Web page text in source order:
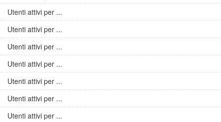
Utenti attivi per ...
Utenti attivi per ...
Utenti attivi per ...
Utenti attivi per ...
Utenti attivi per ...
Utenti attivi per ...
Utenti attivi per ...